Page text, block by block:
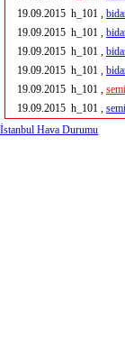
19.09.2015 h_101 ,
19.09.2015 h_101 ,
19.09.2015 h_101 ,
19.09.2015 h_101 ,
19.09.2015 h_101 ,
19.09.2015 h_101 ,
İstanbul Hava Durumu